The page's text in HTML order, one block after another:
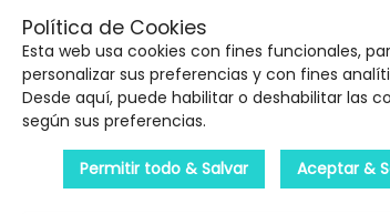
5€ DE DESCUENTO
Política de Cookies
Esta web usa cookies con fines funcionales,
personalizar sus preferencias y con fines
Desde aquí, puede habilitar o deshabilitar las
según sus preferencias.
Permitir todo & Salvar Aceptar &